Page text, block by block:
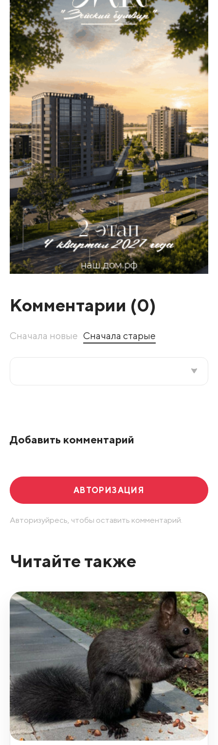
Комментарии (0)
Сначала новые Сначала старые
Добавить комментарий
АВТОРИЗАЦИЯ
Авторизуйресь, чтобы оставить комментарий.
Читайте также